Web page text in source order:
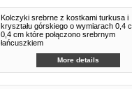
Kolczyki srebrne z kostkami turkusa i
kryształu górskiego o wymiarach 0,4
0,4 cm które połączono srebrnym
łańcuszkiem
More details